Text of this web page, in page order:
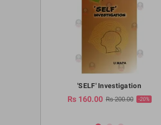
'SELF' Investigation
Rs 160.00 Rs 200.00 -20%